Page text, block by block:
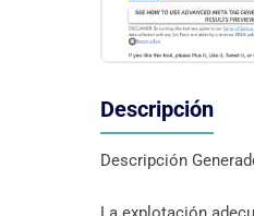
Descripción
Descripción